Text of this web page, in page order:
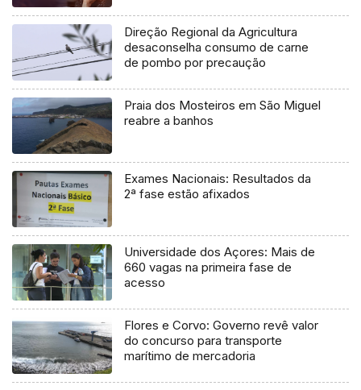
Direção Regional da Agricultura
desaconselha consumo de carne
de pombo por precaução
Praia dos Mosteiros em São Miguel
reabre a banhos
Exames Nacionais: Resultados da
2ª fase estão afixados
Universidade dos Açores: Mais de
660 vagas na primeira fase de
acesso
Flores e Corvo: Governo revê valor
do concurso para transporte
marítimo de mercadoria